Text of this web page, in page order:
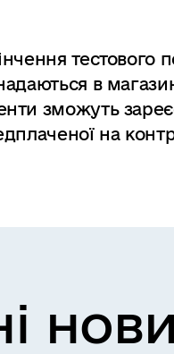
тестового
в
зможуть
на